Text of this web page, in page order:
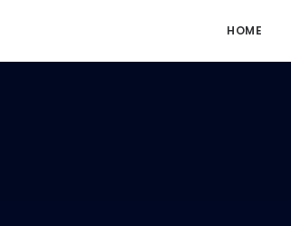
HOME